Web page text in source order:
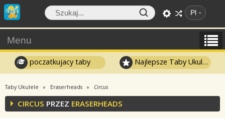
Pl
Menu
poczatkujacy taby Najlepsze Taby Ukulele
Taby Ukulele Eraserheads Circus
CIRCUS PRZEZ ERASERHEADS